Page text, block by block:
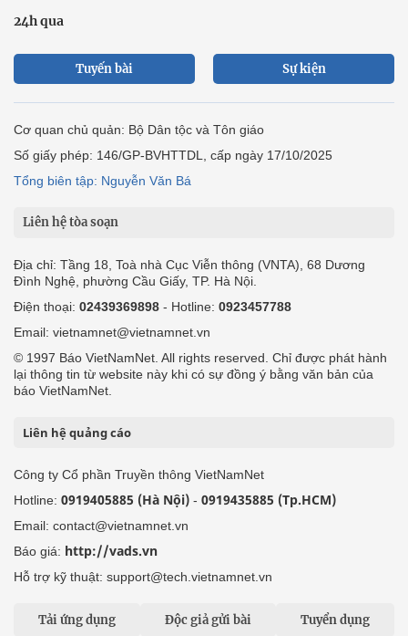
24h qua
Tuyến bài Sự kiện
Cơ quan chủ quản: Bộ Dân tộc và Tôn giáo
Số giấy phép: 146/GP-BVHTTDL, cấp ngày 17/10/2025
Tổng biên tập: Nguyễn Văn Bá
Liên hệ tòa soạn
Địa chỉ: Tầng 18, Toà nhà Cục Viễn thông (VNTA), 68 Dương
Đình Nghệ, phường Cầu Giấy, TP. Hà Nội.
Điện thoại: 02439369898 - Hotline: 0923457788
Email: vietnamnet@vietnamnet.vn
© 1997 Báo VietNamNet. All rights reserved. Chỉ được phát hành
lại thông tin từ website này khi có sự đồng ý bằng văn bản của
báo VietNamNet.
Liên hệ quảng cáo
Công ty Cổ phần Truyền thông VietNamNet
Hotline: 0919405885 (Hà Nội) - 0919435885 (Tp.HCM)
Email: contact@vietnamnet.vn
Báo giá: http://vads.vn
Hỗ trợ kỹ thuật: support@tech.vietnamnet.vn
Tải ứng dụng Độc giả gửi bài Tuyển dụng